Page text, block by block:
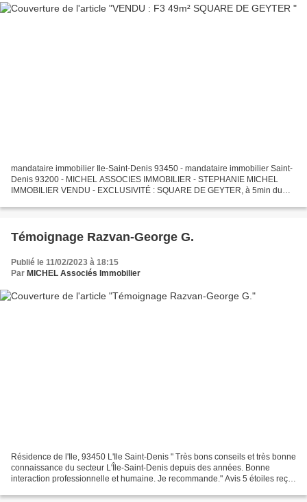
mandataire immobilier Ile-Saint-Denis 93450 - mandataire immobilier Saint-
Denis 93200 - MICHEL ASSOCIES IMMOBILIER - STEPHANIE MICHEL
IMMOBILIER VENDU - EXCLUSIVITÉ : SQUARE DE GEYTER, à 5min du
Témoignage Razvan-George G.
Publié le 11/02/2023 à 18:15
Par MICHEL Associés Immobilier
Résidence de l'Ile, 93450 L'Ile Saint-Denis " Très bons conseils et très bonne
connaissance du secteur L'Île-Saint-Denis depuis des années. Bonne
interaction professionnelle et humaine. Je recommande." Avis 5 étoiles reçu